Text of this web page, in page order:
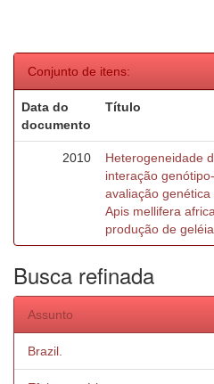
Conjunto de itens:
Data do
documento
Título
2010
Heterogeneidade
interação
avaliação
Apis mellifera
produção de
Busca refinada
Assunto
Brazil.